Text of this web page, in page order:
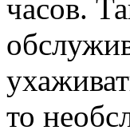
часов.
то